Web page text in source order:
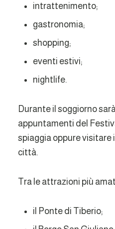
intrattenimento;
gastronomia;
shopping;
eventi estivi;
nightlife.
Durante il soggiorno
appuntamenti del
spiaggia oppure visitare
città.
Tra le attrazioni più
il Ponte di Tiberio;